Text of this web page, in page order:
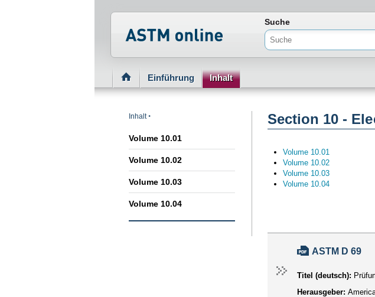
Normenportal Barrierefreiheit
Suche
Einführung Inhalt
Inhalt
Volume 10.01
Volume 10.02
Volume 10.03
Volume 10.04
Section 10 -
Volume 10.01
Volume 10.02
Volume 10.03
Volume 10.04
ASTM D 69
Titel (deutsch):
Herausgeber: